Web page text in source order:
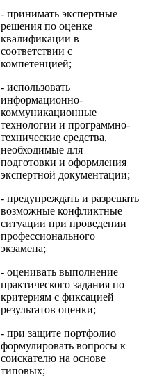
- принимать экспертные
решения по оценке
квалификации в
соответствии с
компетенцией;
- использовать
информационно-
коммуникационные
технологии и программно-
технические средства,
необходимые для
подготовки и оформления
экспертной документации;
- предупреждать и разрешать
возможные конфликтные
ситуации при проведении
профессионального
экзамена;
- оценивать выполнение
практического задания по
критериям с фиксацией
результатов оценки;
- при защите портфолио
формулировать вопросы к
соискателю на основе
типовых;